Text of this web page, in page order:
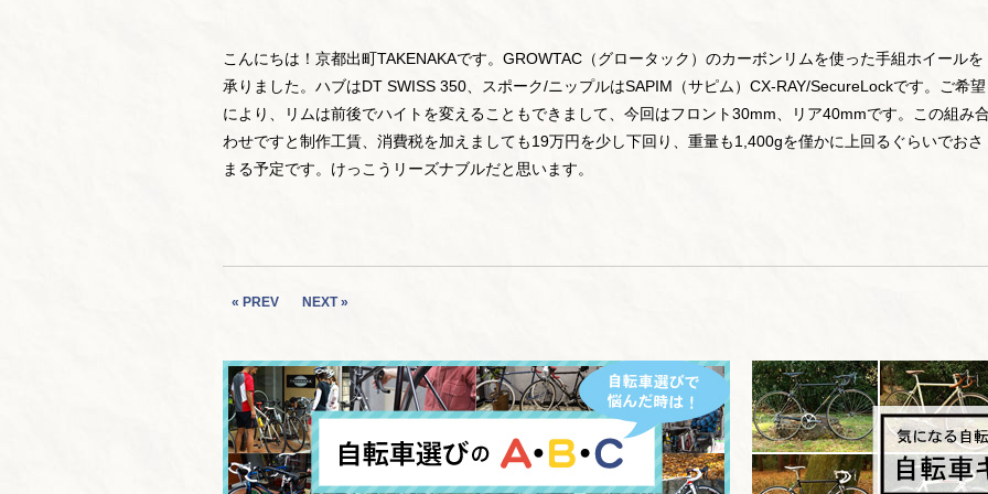
こんにちは！京都出町TAKENAKAです。GROWTAC（グロータック）のカーボンリムを使った手組ホイールを
承りました。ハブはDT SWISS 350、スポーク/ニップルはSAPIM（サピム）CX-RAY/SecureLockです。ご希望
により、リムは前後でハイトを変えることもできまして、今回はフロント30mm、リア40mmです。この組み
わせですと制作工賃、消費税を加えましても19万円を少し下回り、重量も1,400gを僅かに上回るぐらいでおさ
まる予定です。けっこうリーズナブルだと思います。
« PREV NEXT »